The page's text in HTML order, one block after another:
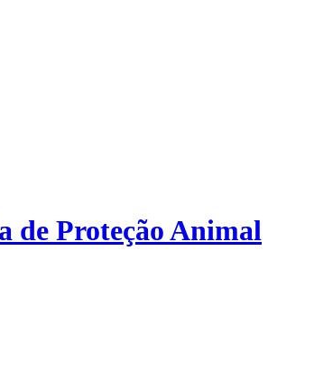
de Proteção Animal